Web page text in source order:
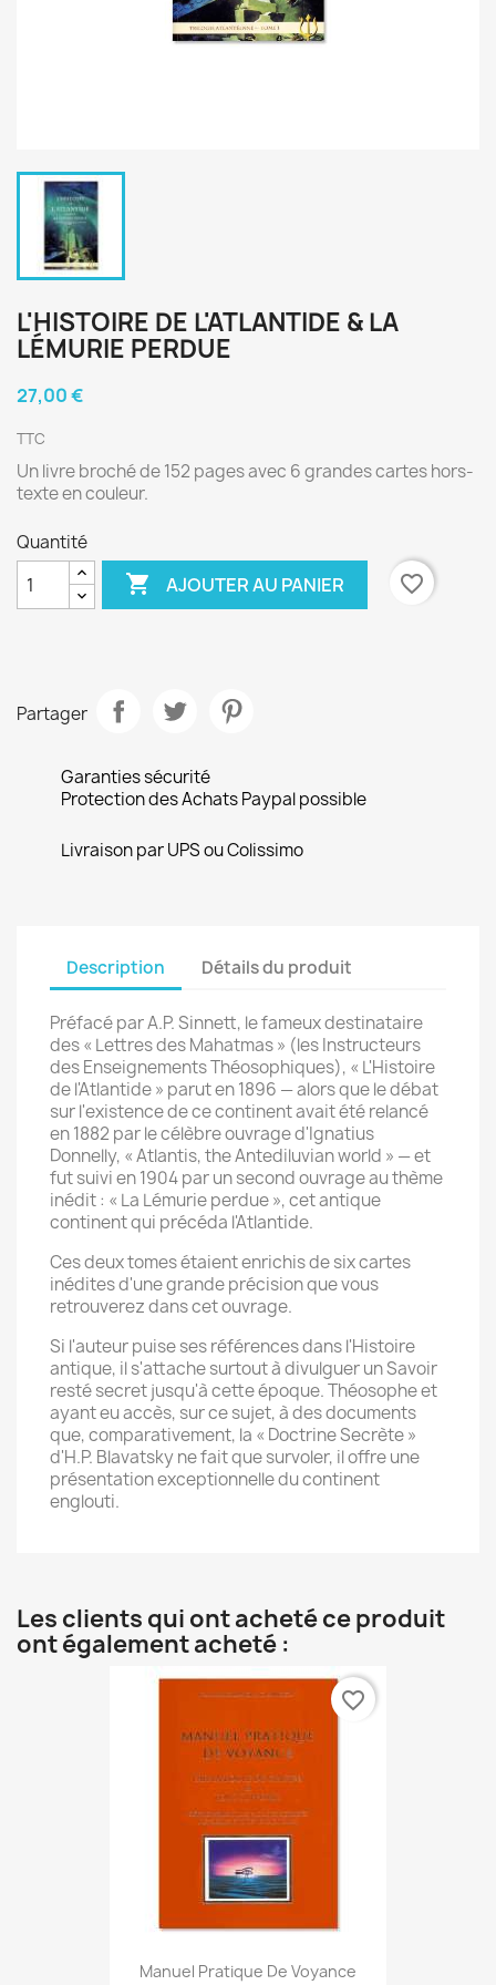
L'HISTOIRE DE L'ATLANTIDE & LA
LÉMURIE PERDUE
27,00 €
TTC
Un livre broché de 152 pages avec 6 grandes cartes hors-
texte en couleur.
Quantité
 AJOUTER AU PANIER favorite_border
Partager
Garanties sécurité
Protection des Achats Paypal possible
Livraison par UPS ou Colissimo
Description Détails du produit
Préfacé par A.P. Sinnett, le fameux destinataire
des « Lettres des Mahatmas » (les Instructeurs
des Enseignements Théosophiques), « L'Histoire
de l'Atlantide » parut en 1896 — alors que le débat
sur l'existence de ce continent avait été relancé
en 1882 par le célèbre ouvrage d'Ignatius
Donnelly, « Atlantis, the Antediluvian world » — et
fut suivi en 1904 par un second ouvrage au thème
inédit : « La Lémurie perdue », cet antique
continent qui précéda l'Atlantide.
Ces deux tomes étaient enrichis de six cartes
inédites d'une grande précision que vous
retrouverez dans cet ouvrage.
Si l'auteur puise ses références dans l'Histoire
antique, il s'attache surtout à divulguer un Savoir
resté secret jusqu'à cette époque. Théosophe et
ayant eu accès, sur ce sujet, à des documents
que, comparativement, la « Doctrine Secrète »
d'H.P. Blavatsky ne fait que survoler, il offre une
présentation exceptionnelle du continent
englouti.
Les clients qui ont acheté ce produit
ont également acheté :
Manuel Pratique De Voyance
favorite_border